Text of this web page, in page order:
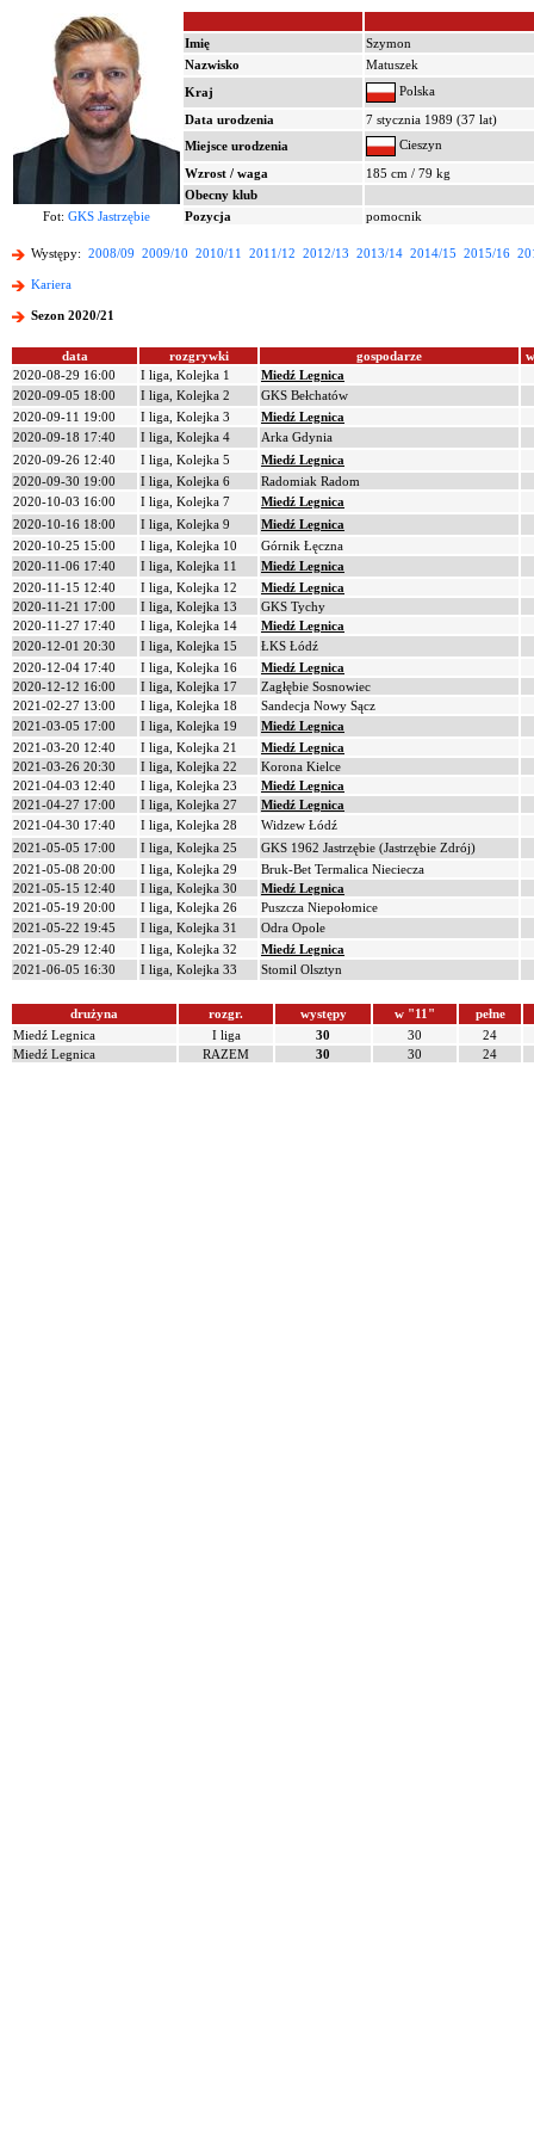
Imię
Szymon
Nazwisko
Matuszek
Kraj
Polska
Data urodzenia
7 stycznia 1989 (37 lat)
Miejsce urodzenia
Cieszyn
Wzrost / waga
185 cm / 79 kg
Obecny klub
Fot: GKS Jastrzębie Pozycja pomocnik
Występy: 2008/09 2009/10 2010/11 2011/12 2012/13 2013/14 2014/15 2015/16
Kariera
Sezon 2020/21
data rozgrywki gospodarze
2020-08-29 16:00
I liga, Kolejka 1 Miedź Legnica
2020-09-05 18:00
I liga, Kolejka 2 GKS Bełchatów
2020-09-11 19:00
I liga, Kolejka 3 Miedź Legnica
2020-09-18 17:40
I liga, Kolejka 4 Arka Gdynia
2020-09-26 12:40
I liga, Kolejka 5 Miedź Legnica
2020-09-30 19:00
I liga, Kolejka 6 Radomiak Radom
2020-10-03 16:00
I liga, Kolejka 7 Miedź Legnica
2020-10-16 18:00
I liga, Kolejka 9 Miedź Legnica
2020-10-25 15:00
I liga, Kolejka 10 Górnik Łęczna
2020-11-06 17:40
I liga, Kolejka 11 Miedź Legnica
2020-11-15 12:40
I liga, Kolejka 12 Miedź Legnica
2020-11-21 17:00
I liga, Kolejka 13 GKS Tychy
2020-11-27 17:40
I liga, Kolejka 14 Miedź Legnica
2020-12-01 20:30
I liga, Kolejka 15 ŁKS Łódź
2020-12-04 17:40
I liga, Kolejka 16 Miedź Legnica
2020-12-12 16:00
I liga, Kolejka 17 Zagłębie Sosnowiec
2021-02-27 13:00
I liga, Kolejka 18 Sandecja Nowy Sącz
2021-03-05 17:00
I liga, Kolejka 19 Miedź Legnica
2021-03-20 12:40
I liga, Kolejka 21 Miedź Legnica
2021-03-26 20:30
I liga, Kolejka 22 Korona Kielce
2021-04-03 12:40
I liga, Kolejka 23 Miedź Legnica
2021-04-27 17:00
I liga, Kolejka 27 Miedź Legnica
2021-04-30 17:40
I liga, Kolejka 28 Widzew Łódź
2021-05-05 17:00
I liga, Kolejka 25 GKS 1962 Jastrzębie (Jastrzębie Zdrój)
2021-05-08 20:00
I liga, Kolejka 29 Bruk-Bet Termalica Nieciecza
2021-05-15 12:40
I liga, Kolejka 30 Miedź Legnica
2021-05-19 20:00
I liga, Kolejka 26 Puszcza Niepołomice
2021-05-22 19:45
I liga, Kolejka 31 Odra Opole
2021-05-29 12:40
I liga, Kolejka 32 Miedź Legnica
2021-06-05 16:30
I liga, Kolejka 33 Stomil Olsztyn
drużyna rozgr. występy w "11"
pełne
Miedź Legnica
I liga 30 30
24
Miedź Legnica
RAZEM 30 30 24